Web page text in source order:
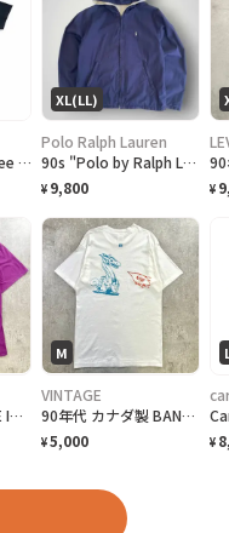
ONEITA vintage Tee シングルステッチ Tシャツ BOEING ボーイング
XL(LL)
Polo Ralph Lauren
90s "Polo by Ralph Lauren" Reversible Hoodie Jacket ポロ ラルフローレン リバーシブル ジャケット[XL]
¥ 9,800 ¥
90年代 銀タグ NIKE INTERNATIONAL ユーロナイキ インターナショナル プリントTシャツ メンズ2XL相当 古着 90s ヴィンテージ VINTAGE 銀タグ 地球儀 バックプリント ビッグサイズ 大きいサイズ 紫色
M
VINTAGE
90年代 カナダ製 BAND NORWITCH ワンポイントロゴプリントTシャツ メンズM相当 古着 90s VINTAGE ヴィンテージ ドラゴン バックプリント シングルステッチ 白色
¥5,000 ¥